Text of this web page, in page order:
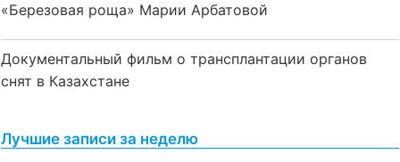
«Березовая роща» Марии Арбатовой
Документальный фильм о трансплантации органов
снят в Казахстане
Лучшие записи за неделю